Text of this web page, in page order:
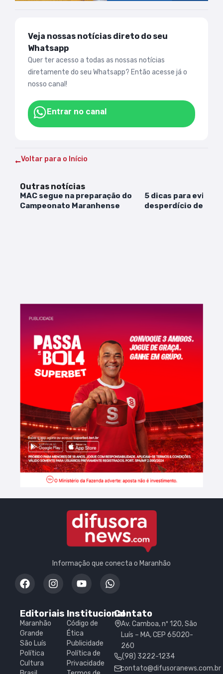
Veja nossas notícias direto do seu
Whatsapp
Quer ter acesso a todas as nossas notícias
diretamente do seu Whatsapp? Então acesse já o
nosso canal!
Entrar no canal
Voltar para o Início
Outras notícias
MAC segue na preparação do
Campeonato Maranhense
5 dicas para evitar o
desperdício de
Informação que conecta o Maranhão
Editoriais
Maranhão
Grande
São Luís
Política
Cultura
Institucional
Código de
Ética
Publicidade
Política de
Privacidade
Contato
Av. Camboa, nº 120, São
Luís – MA, CEP 65020-
260
(98) 3222-1234
contato@difusoranews.com.br